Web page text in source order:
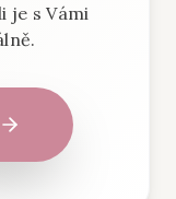
je s Vámi